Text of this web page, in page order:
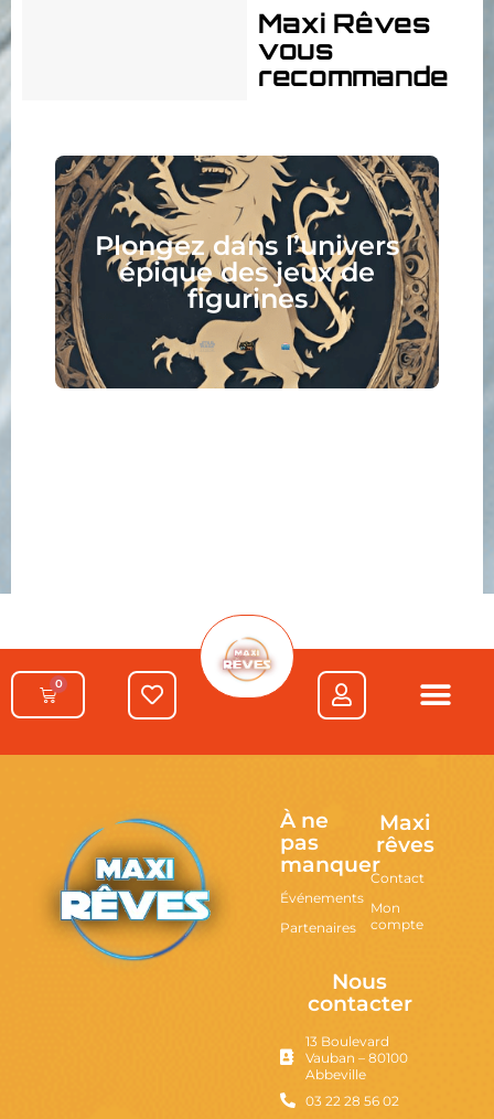
Maxi Rêves
vous
recommande
Plongez dans l’univers
épique des jeux de
figurines
0
À ne
pas
manquer
Événements
Partenaires
Maxi
rêves
Contact
Mon
compte
Nous
contacter
13 Boulevard
Vauban – 80100
Abbeville
03 22 28 56 02